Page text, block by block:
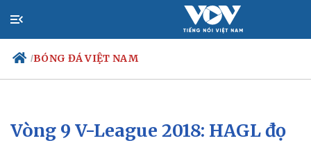
/BÓNG ĐÁ VIỆT NAM
Chính trị
Xã hội
Vòng 9 V-League 2018: HAGL đọ